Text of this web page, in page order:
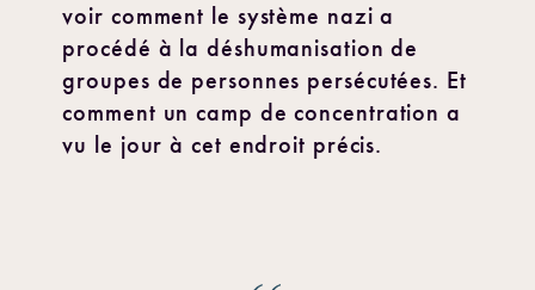
voir comment le système nazi a
procédé à la déshumanisation de
groupes de personnes persécutées. Et
comment un camp de concentration a
vu le jour à cet endroit précis.